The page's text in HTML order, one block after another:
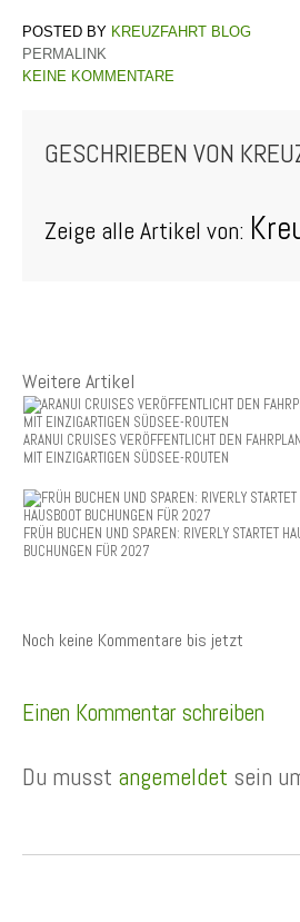
KREUZFAHRT BLOG
PERMALINK
KEINE KOMMENTARE
GESCHRIEBEN VON
Zeige alle Artikel von:
Weitere Artikel
ARANUI CRUISES VERÖFFENTLICHT DEN
MIT EINZIGARTIGEN SÜDSEE-ROUTEN
FRÜH BUCHEN UND SPAREN: RIVERLY STARTET
BUCHUNGEN FÜR 2027
Noch keine Kommentare bis jetzt
Einen Kommentar schreiben
Du musst angemeldet sein